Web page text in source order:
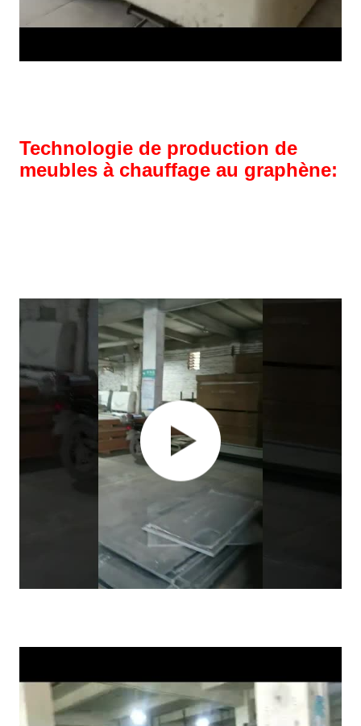
Technologie de production de
meubles à chauffage au graphène: